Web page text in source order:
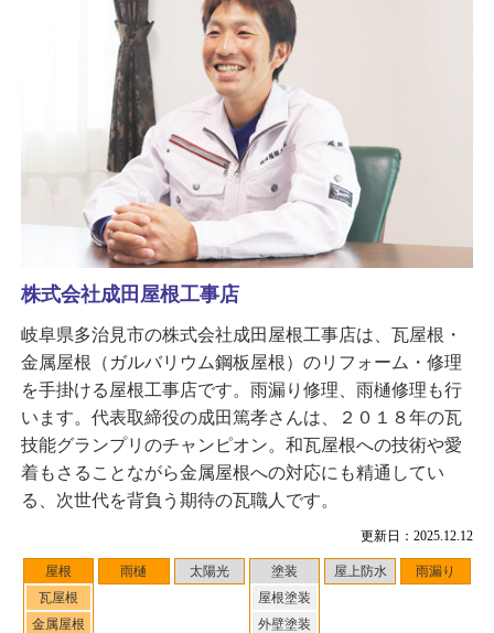
更新日：2025.12.12
屋根
瓦屋根
金属屋根
雨樋 太陽光
塗装
屋根塗装
外壁塗装
屋上防水 雨漏り
株式会社成田屋根工事店
岐阜県多治見市の株式会社成田屋根工事店は、瓦屋根・
金属屋根（ガルバリウム鋼板屋根）のリフォーム・修理
を手掛ける屋根工事店です。雨漏り修理、雨樋修理も行
います。代表取締役の成田篤孝さんは、２０１８年の瓦
技能グランプリのチャンピオン。和瓦屋根への技術や愛
着もさることながら金属屋根への対応にも精通してい
る、次世代を背負う期待の瓦職人です。